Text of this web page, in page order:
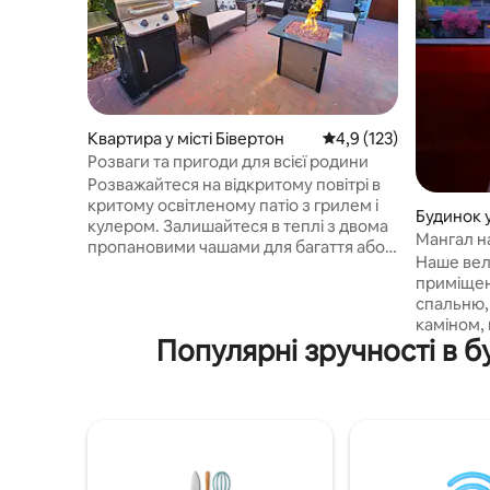
Квартира у місті Бівертон Середня оцінка: 4,9 з
4,9 (123)
Розваги та пригоди для всієї родини
Розважайтеся на відкритому повітрі в
критому освітленому патіо з грилем і
кулером. Залишайтеся в теплі з двома
пропановими чашами для багаття або
басейн із водними гірками ($ 7-денний
парків із дитячими майданчиками та
Будинок
Мангал
театр на
Наше
спальню,
каміном,
повітрі
Популярні зручності в